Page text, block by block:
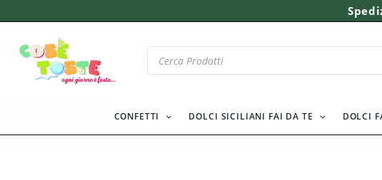
al
contenuto
Products
search
CONFETTI DOLCI SICILIANI FAI DA TE DOLCI